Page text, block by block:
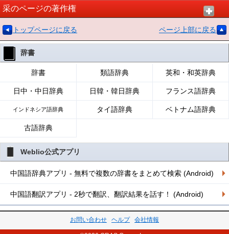
采のページの著作権
トップページに戻る ページ上部に戻る
辞書
辞書 類語辞典 英和・和英辞典
日中・中日辞典 日韓・韓日辞典 フランス語辞典
インドネシア語辞典 タイ語辞典 ベトナム語辞典
古語辞典
Weblio公式アプリ
中国語辞典アプリ - 無料で複数の辞書をまとめて検索 (Android)
中国語翻訳アプリ - 2秒で翻訳、翻訳結果を話す！ (Android)
お問い合わせ ヘルプ 会社情報